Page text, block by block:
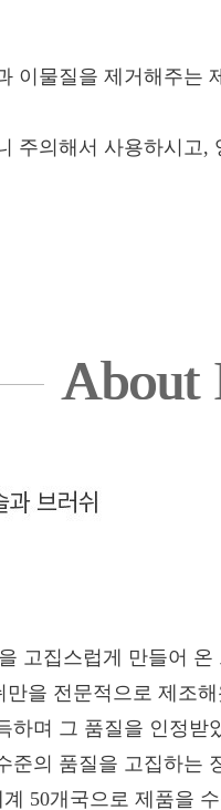
이물질을 제거해주는
주의해서 사용하시고,
About
고집스럽게 만들어
을 전문적으로 제조
하며 그 품질을 인정
준의 품질을 고집하는
50개국으로 제품을